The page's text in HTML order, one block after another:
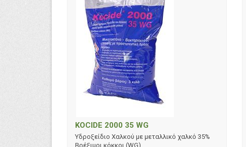
KOCIDE 2000 35 WG
Υδροξείδιο Χαλκού με μεταλλικό χαλκό 35%
Βρέξιμοι κόκκοι (WG)